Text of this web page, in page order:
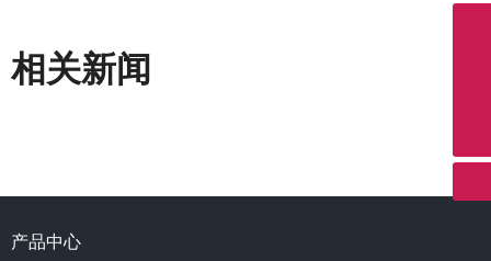
相关新闻
产品中心